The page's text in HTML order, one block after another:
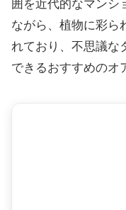
囲を近代的なマンシ
ながら、植物に彩ら
れており、不思議な
できるおすすめのオ